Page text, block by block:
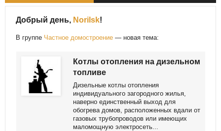
Добрый день, Norilsk!
В группе Частное домостроение — новая тема:
Котлы отопления на дизельном
топливе
Дизельные котлы отопления
индивидуального загородного жилья,
наверно единственный выход для
обогрева домов, расположенных вдали от
газовых трубопроводов или имеющих
маломощную электросеть...